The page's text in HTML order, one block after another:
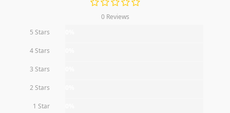
0 Reviews
5 Stars
4 Stars
3 Stars
2 Stars
1 Star